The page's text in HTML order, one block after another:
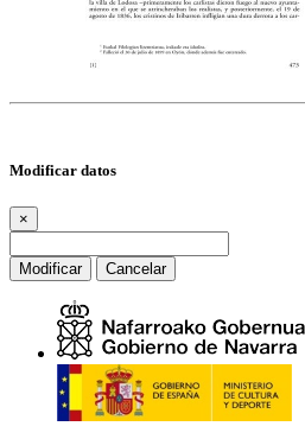
Modificar datos
×
Modificar Cancelar